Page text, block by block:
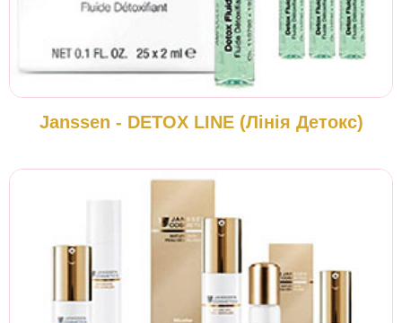
Janssen - DETOX LINE (Лінія Детокс)